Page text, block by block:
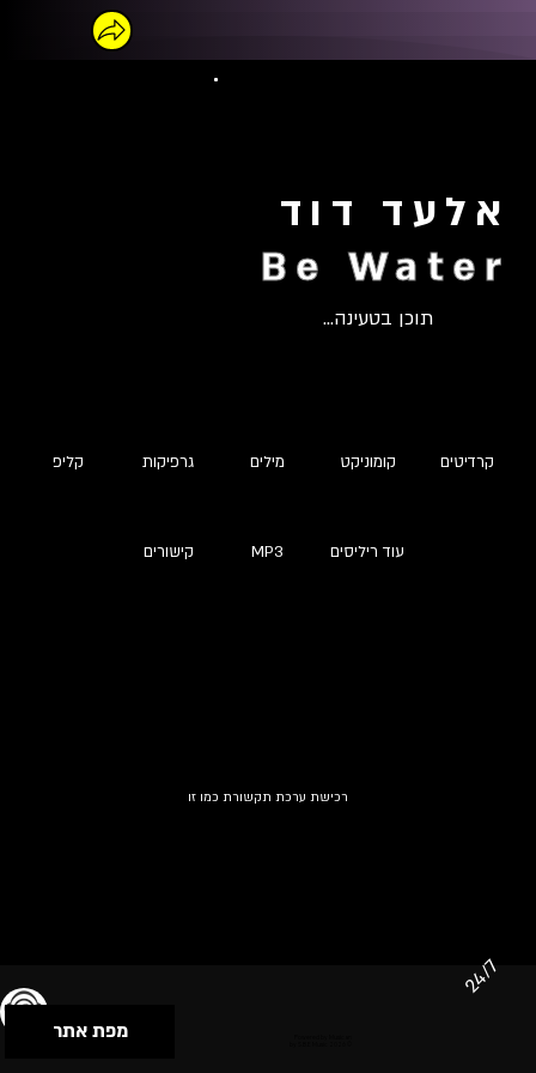
אלעד דוד
Be Water
תוכן בטעינה...
קליפ גרפיקות מילים קומוניקט קרדיטים
קישורים MP3 עוד ריליסים
רכישת ערכת תקשורת כמו זו
מפת אתר
24/7